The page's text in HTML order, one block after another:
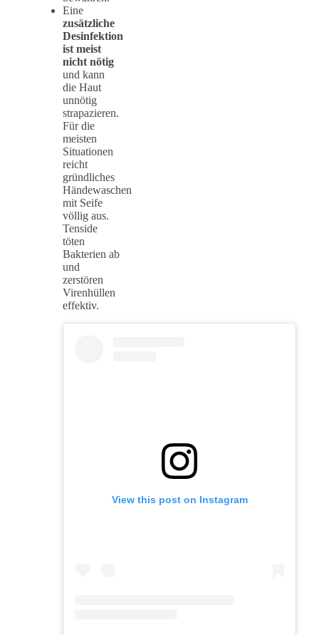
Eine
zusätzliche
Desinfektion
ist meist
nicht nötig
und kann
die Haut
unnötig
strapazieren.
Für die
meisten
Situationen
reicht
gründliches
Händewaschen
mit Seife
völlig aus.
Tenside
töten
Bakterien ab
und
zerstören
Virenhüllen
effektiv.
View this post on Instagram